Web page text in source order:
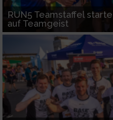
RUN5 Teamstaffel
auf Teamgeist